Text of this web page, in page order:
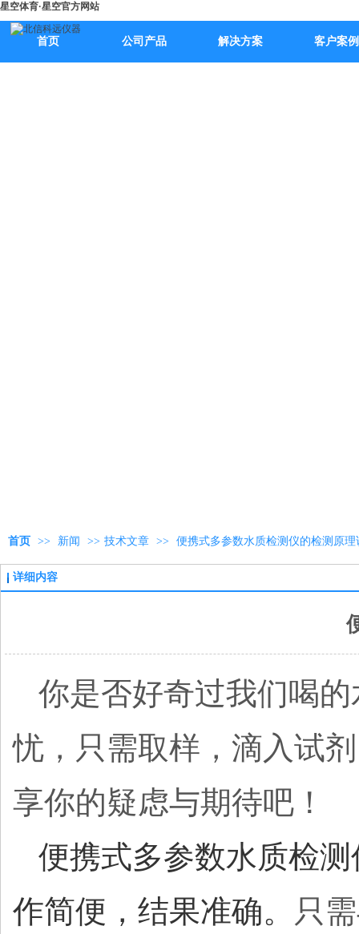
星空体育·星空官方网站
首页 公司产品 解决方案 客户案例
首页 >> 新闻 >> 技术文章 >> 便携式多参数水质检测仪的检测原理
详细内容
你是否好奇过我们喝
忧，只需取样，滴入试
享你的疑虑与期待吧！
便携式多参数水质检
作简便，结果准确。
只